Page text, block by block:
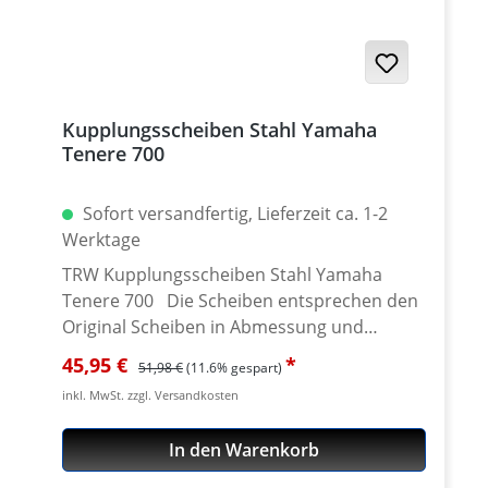
2024 Yamaha Tenere 700 Rally Edition 2020 -
2024 Yamaha Tenere 700 Extreme ab 2023
Yamaha Tenere 700 World Rally ab 2023
Kupplungsscheiben Stahl Yamaha
Tenere 700
Sofort versandfertig, Lieferzeit ca. 1-2
Werktage
TRW Kupplungsscheiben Stahl Yamaha
Tenere 700 Die Scheiben entsprechen den
Original Scheiben in Abmessung und
Stückzahl. Je nach Verschleißgrad sollten bei
einem Kupplungswechel auch die
Stahlscheiben mit gewechselt werden. Dies
ist unbedingt nötig, sollten die
Stahlscheiben schon blau angelaufen oder
Verkaufspreis:
45,95 € Regulärer Preis:
51,98 €(11.6% gespart)
inkl. MwSt. zzgl. Versandkosten
In den Warenkorb